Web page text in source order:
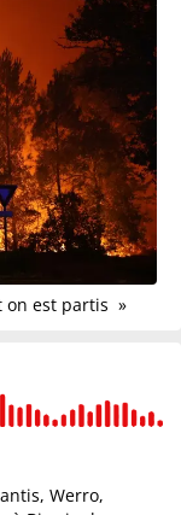
on est partis »
Werro,